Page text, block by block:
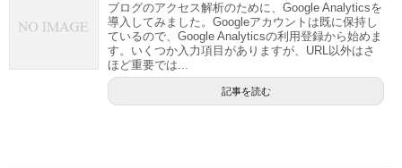
ブログのアクセス解析のために、Google Analyticsを
導入してみました。Googleアカウントは既に保持し
ているので、Google Analyticsの利用登録から始めま
す。いくつか入力項目がありますが、URL以外はさ
ほど重要では...
記事を読む